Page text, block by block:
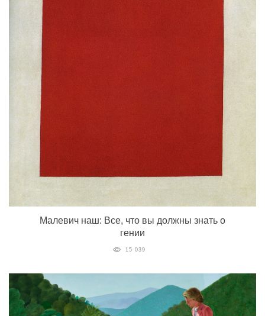
Малевич наш: Все, что вы должны знать о
гении
15 039